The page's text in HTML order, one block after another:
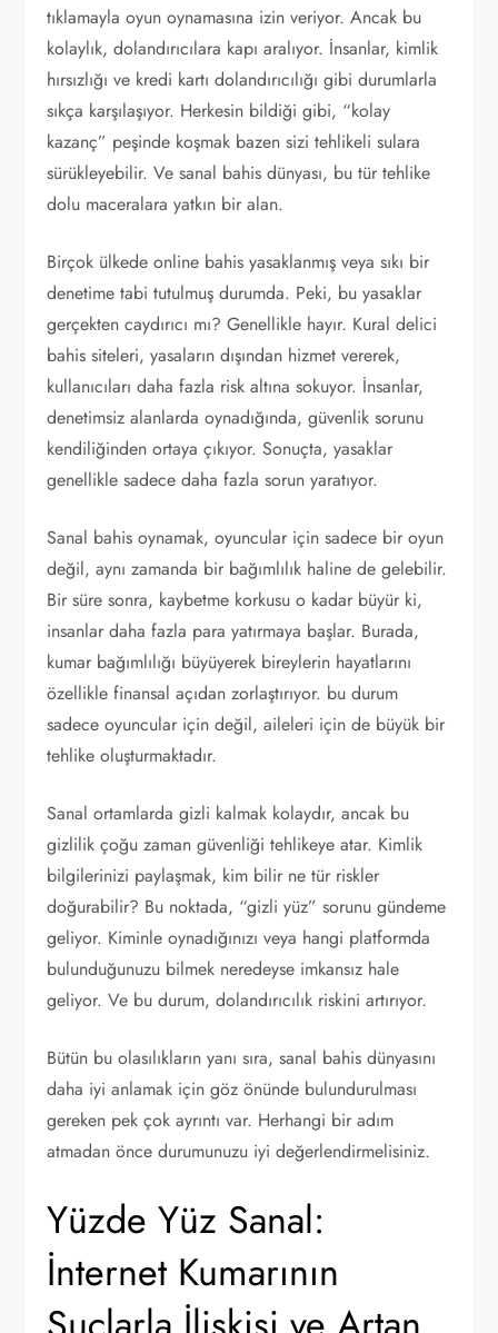
tıklamayla oyun oynamasına izin veriyor. Ancak bu
kolaylık, dolandırıcılara kapı aralıyor. İnsanlar, kimlik
hırsızlığı ve kredi kartı dolandırıcılığı gibi durumlarla
sıkça karşılaşıyor. Herkesin bildiği gibi, “kolay
kazanç” peşinde koşmak bazen sizi tehlikeli sulara
sürükleyebilir. Ve sanal bahis dünyası, bu tür tehlike
dolu maceralara yatkın bir alan.
Birçok ülkede online bahis yasaklanmış veya sıkı bir
denetime tabi tutulmuş durumda. Peki, bu yasaklar
gerçekten caydırıcı mı? Genellikle hayır. Kural delici
bahis siteleri, yasaların dışından hizmet vererek,
kullanıcıları daha fazla risk altına sokuyor. İnsanlar,
denetimsiz alanlarda oynadığında, güvenlik sorunu
kendiliğinden ortaya çıkıyor. Sonuçta, yasaklar
genellikle sadece daha fazla sorun yaratıyor.
Sanal bahis oynamak, oyuncular için sadece bir oyun
değil, aynı zamanda bir bağımlılık haline de gelebilir.
Bir süre sonra, kaybetme korkusu o kadar büyür ki,
insanlar daha fazla para yatırmaya başlar. Burada,
kumar bağımlılığı büyüyerek bireylerin hayatlarını
özellikle finansal açıdan zorlaştırıyor. bu durum
sadece oyuncular için değil, aileleri için de büyük bir
tehlike oluşturmaktadır.
Sanal ortamlarda gizli kalmak kolaydır, ancak bu
gizlilik çoğu zaman güvenliği tehlikeye atar. Kimlik
bilgilerinizi paylaşmak, kim bilir ne tür riskler
doğurabilir? Bu noktada, “gizli yüz” sorunu gündeme
geliyor. Kiminle oynadığınızı veya hangi platformda
bulunduğunuzu bilmek neredeyse imkansız hale
geliyor. Ve bu durum, dolandırıcılık riskini artırıyor.
Bütün bu olasılıkların yanı sıra, sanal bahis dünyasını
daha iyi anlamak için göz önünde bulundurulması
gereken pek çok ayrıntı var. Herhangi bir adım
atmadan önce durumunuzu iyi değerlendirmelisiniz.
Yüzde Yüz Sanal:
İnternet Kumarının